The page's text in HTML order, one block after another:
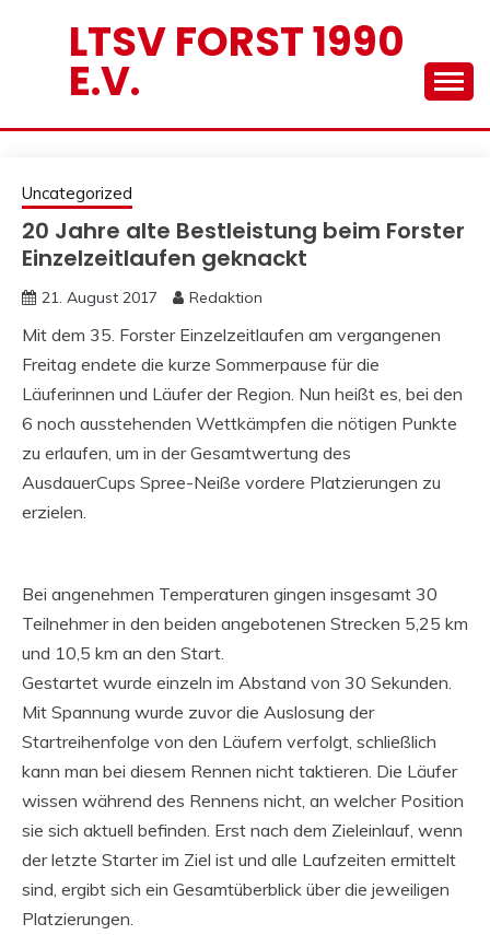
LTSV FORST 1990
E.V.
Uncategorized
20 Jahre alte Bestleistung beim Forster
Einzelzeitlaufen geknackt
21. August 2017 Redaktion
Mit dem 35. Forster Einzelzeitlaufen am vergangenen
Freitag endete die kurze Sommerpause für die
Läuferinnen und Läufer der Region. Nun heißt es, bei den
6 noch ausstehenden Wettkämpfen die nötigen Punkte
zu erlaufen, um in der Gesamtwertung des
AusdauerCups Spree-Neiße vordere Platzierungen zu
erzielen.
Bei angenehmen Temperaturen gingen insgesamt 30
Teilnehmer in den beiden angebotenen Strecken 5,25 km
und 10,5 km an den Start.
Gestartet wurde einzeln im Abstand von 30 Sekunden.
Mit Spannung wurde zuvor die Auslosung der
Startreihenfolge von den Läufern verfolgt, schließlich
kann man bei diesem Rennen nicht taktieren. Die Läufer
wissen während des Rennens nicht, an welcher Position
sie sich aktuell befinden. Erst nach dem Zieleinlauf, wenn
der letzte Starter im Ziel ist und alle Laufzeiten ermittelt
sind, ergibt sich ein Gesamtüberblick über die jeweiligen
Platzierungen.